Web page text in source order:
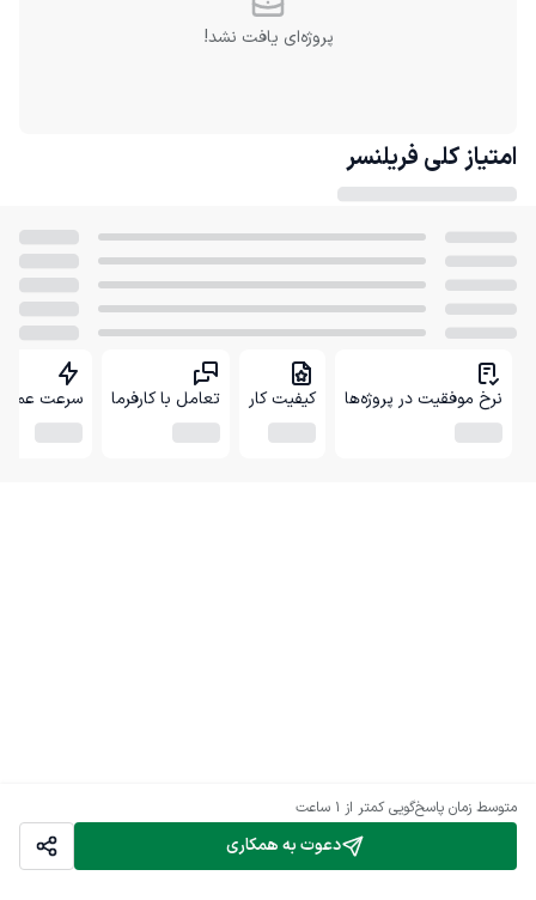
دعوت به همکاری
متوسط زمان پاسخ‌گویی کمتر از 1 ساعت
پروژه‌ای یافت نشد!
امتیاز کلی فریلنسر
نرخ موفقیت در پروژه‌ها کیفیت کار تعامل با کارفرما سرعت عمل